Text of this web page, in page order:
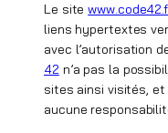
Le site
liens hypertextes
avec l’autorisation
42 n’a pas la
sites ainsi visités, et
aucune